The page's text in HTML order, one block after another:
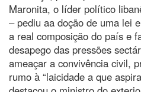
Maronita, o líder político
– pediu aa doção de uma lei
a real composição do país e
desapego das pressões
ameaçar a convivência civil,
rumo à “laicidade a que